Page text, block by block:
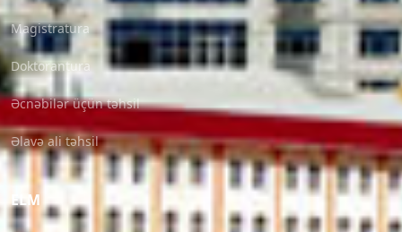
Magistratura
Doktorantura
Əcnəbilər üçün təhsil
Əlavə ali təhsil
ELM